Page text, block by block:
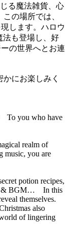
る魔法雑貨、心
の場所では、
します。ハロウ
法も登場し、好
の世界へとお連
にお楽しみく
To you who have
realm of
music, you are
potion recipes,
& BGM… In this
themselves.
also
of lingering